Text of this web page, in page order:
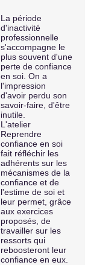
​La période
d'inactivité
professionnelle
s'accompagne le
plus souvent d'une
perte de confiance
en soi. On a
l'impression
d'avoir perdu son
savoir-faire, d'être
inutile.
L'atelier
Reprendre
confiance en soi
fait réfléchir les
adhérents sur les
mécanismes de la
confiance et de
l'estime de soi et
leur permet, grâce
aux exercices
proposés, de
travailler sur les
ressorts qui
reboosteront leur
confiance en eux.